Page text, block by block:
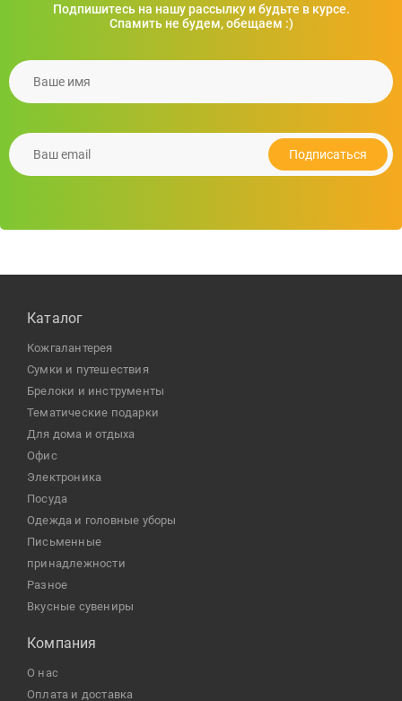
Рюкзак UMEA для ноутбука 15", 30x14x45 см
Подробнее
Подпишитесь на нашу рассылку и будьте в курсе.
Спамить не будем, обещаем :)
Подписаться
Каталог
кожгалантерея
сумки и путешествия
брелоки и инструменты
тематические подарки
для дома и отдыха
офис
электроника
посуда
одежда и головные уборы
письменные
принадлежности
разное
Вкусные сувениры
Компания
О нас
Оплата и доставка